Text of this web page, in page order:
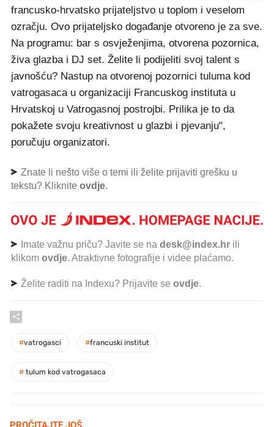
francusko-hrvatsko prijateljstvo u toplom i veselom
ozračju. Ovo prijateljsko događanje otvoreno je za sve.
Na programu: bar s osvježenjima, otvorena pozornica,
živa glazba i DJ set. Želite li podijeliti svoj talent s
javnošću? Nastup na otvorenoj pozornici tuluma kod
vatrogasaca u organizaciji Francuskog instituta u
Hrvatskoj u Vatrogasnoj postrojbi. Prilika je to da
pokažete svoju kreativnost u glazbi i pjevanju",
poručuju organizatori.
Znate li nešto više o temi ili želite prijaviti grešku u
tekstu? Kliknite ovdje.
Imate važnu priču? Javite se na desk@index.hr ili
klikom ovdje. Atraktivne fotografije i videe plaćamo.
Želite raditi na Indexu? Prijavite se ovdje.
#vatrogasci #francuski institut
# tulum kod vatrogasaca